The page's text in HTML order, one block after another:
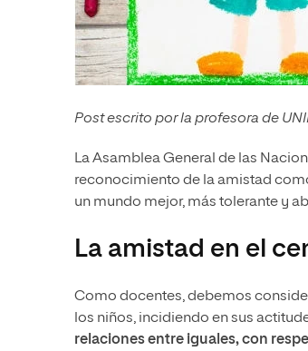
Post escrito por la profesora de
La Asamblea General de las
reconocimiento de la amistad
un mundo mejor, más tolerante y
La amistad en el
Como docentes, debemos
los niños, incidiendo en sus
relaciones entre iguales, con